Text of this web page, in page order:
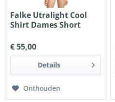
Falke Utralight Cool
Shirt Dames Short
€ 55,00
Details
Onthouden